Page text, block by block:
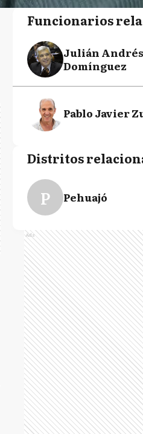
Funcionarios
Julián Andrés
Domínguez
Pablo Javier
Distritos
P Pehuajó
Ads